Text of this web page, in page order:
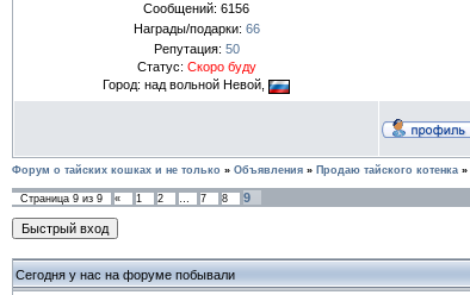
Сообщений: 6156
Награды/подарки: 66
Репутация: 50
Статус: Скоро буду
Город: над вольной Невой,
Форум о тайских кошках и не только » Объявления » Продаю тайского котенка »
Страница 9 из 9 « 1 2 … 7 8
9
Сегодня у нас на форуме побывали